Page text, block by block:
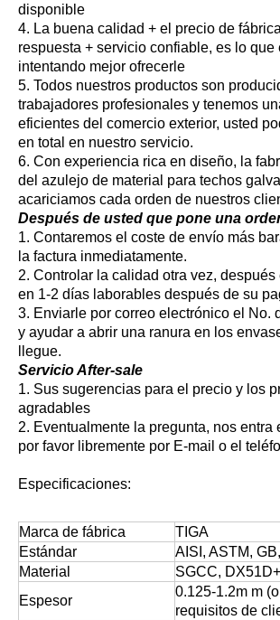
disponible
4. La buena calidad + el precio de
respuesta + servicio confiable, es lo que
intentando mejor ofrecerle
5. Todos nuestros productos son
trabajadores profesionales y tenemos
eficientes del comercio exterior, usted
en total en nuestro servicio.
6. Con experiencia rica en diseño, la
del azulejo de material para techos
acariciamos cada orden de nuestros
Después de usted que pone una
1. Contaremos el coste de envío más
la factura inmediatamente.
2. Controlar la calidad otra vez, después
en 1-2 días laborables después de su
3. Enviarle por correo electrónico el No.
y ayudar a abrir una ranura en los
llegue.
Servicio After-sale
1. Sus sugerencias para el precio y los
agradables
2. Eventualmente la pregunta, nos entra
por favor libremente por E-mail o el
Especificaciones:
Marca de fábrica
TIGA
Estándar
AISI, ASTM,
Material
SGCC,
Espesor
0.125-1.2m m
requisitos de